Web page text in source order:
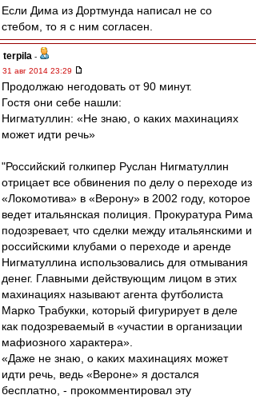
Если Дима из Дортмунда написал не со
стебом, то я с ним согласен.
terpila -
31 авг 2014 23:29
Продолжаю негодовать от 90 минут.
Гостя они себе нашли:
Нигматуллин: «Не знаю, о каких махинациях
может идти речь»
"Российский голкипер Руслан Нигматуллин
отрицает все обвинения по делу о переходе из
«Локомотива» в «Верону» в 2002 году, которое
ведет итальянская полиция. Прокуратура Рима
подозревает, что сделки между итальянскими и
российскими клубами о переходе и аренде
Нигматуллина использовались для отмывания
денег. Главными действующим лицом в этих
махинациях называют агента футболиста
Марко Трабукки, который фигурирует в деле
как подозреваемый в «участии в организации
мафиозного характера».
«Даже не знаю, о каких махинациях может
идти речь, ведь «Вероне» я достался
бесплатно, - прокомментировал эту